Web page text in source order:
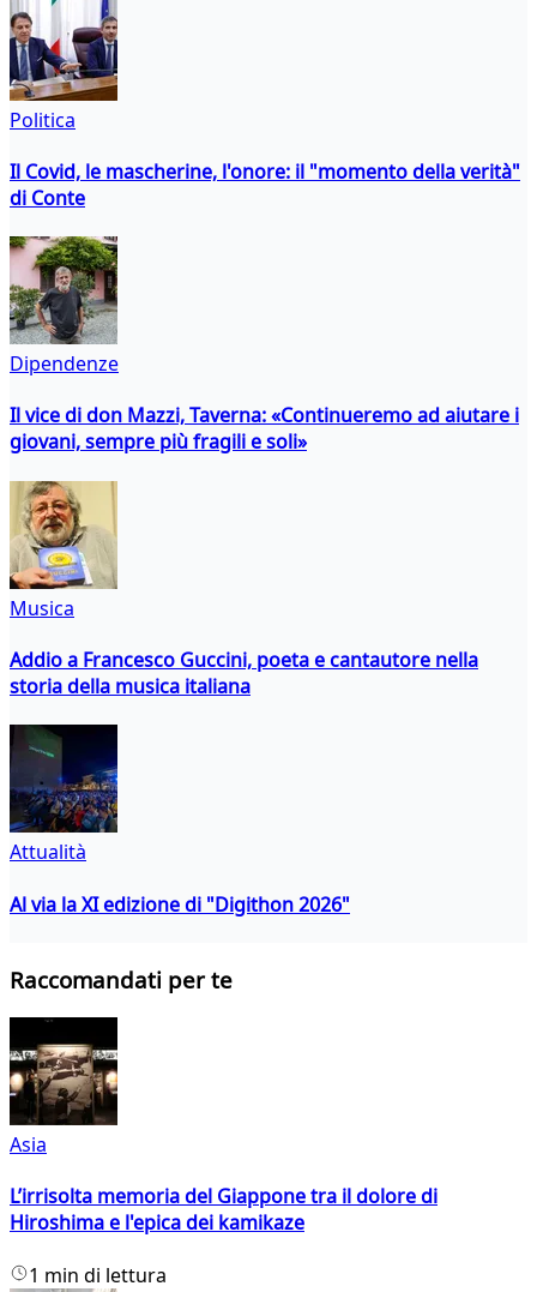
Politica
Il Covid, le mascherine, l'onore: il "momento della verità"
di Conte
Dipendenze
Il vice di don Mazzi, Taverna: «Continueremo ad aiutare i
giovani, sempre più fragili e soli»
Musica
Addio a Francesco Guccini, poeta e cantautore nella
storia della musica italiana
Attualità
Al via la XI edizione di "Digithon 2026"
Raccomandati per te
Asia
L’irrisolta memoria del Giappone tra il dolore di
Hiroshima e l'epica dei kamikaze
1 min di lettura